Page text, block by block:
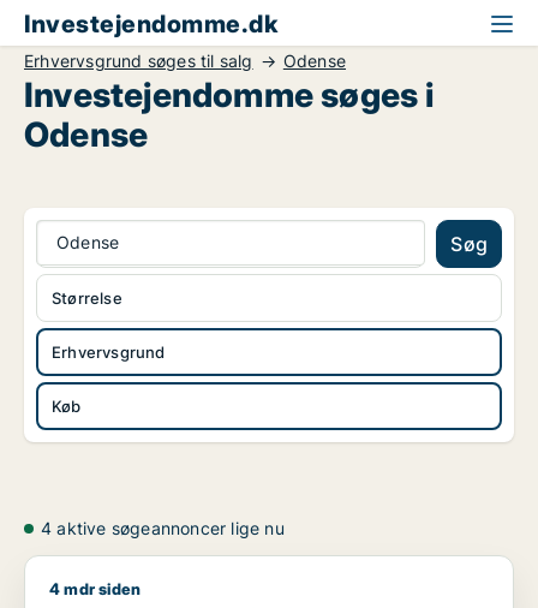
Investejendomme.dk
Erhvervsgrund søges til salg Odense
Investejendomme søges i
Odense
Odense Søg
Erhvervsgrund
Køb
Størrelse
4 aktive søgeannoncer lige nu
Jeg søger værksted, erhvervsgrund eller garage til salg i
4 mdr siden